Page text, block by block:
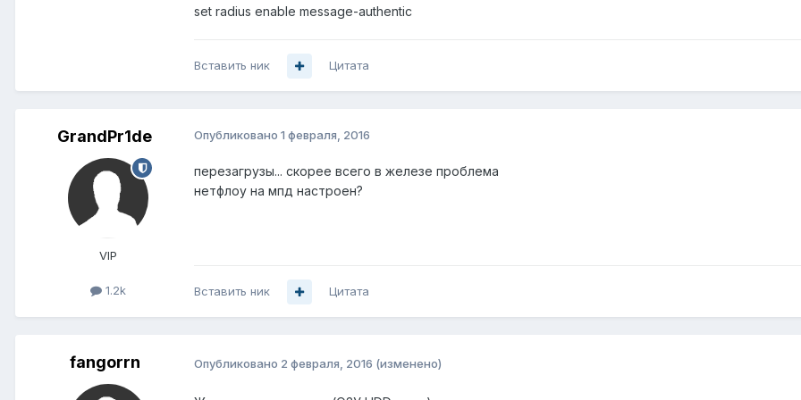
set radius enable message-authentic
Вставить ник Цитата
GrandPr1de
VIP
1.2k
Опубликовано 1 февраля, 2016
перезагрузы... скорее всего в железе проблема
нетфлоу на мпд настроен?
Вставить ник Цитата
fangorrn Опубликовано 2 февраля, 2016 (изменено)